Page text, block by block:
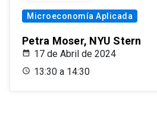
Microeconomía Aplicada
Petra Moser, NYU Stern
17 de Abril de 2024
13:30 a 14:30